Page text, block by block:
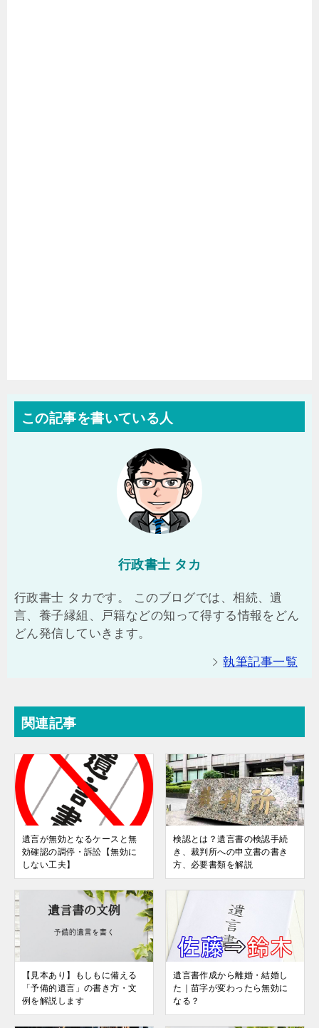
この記事を書いている人
行政書士 タカ
行政書士 タカです。 このブログでは、相続、遺
言、養子縁組、戸籍などの知って得する情報をどん
どん発信していきます。
執筆記事一覧
関連記事
遺言が無効となるケースと無
効確認の調停・訴訟【無効に
しない工夫】
検認とは？遺言書の検認手続
き、裁判所への申立書の書き
方、必要書類を解説
【見本あり】もしもに備える
「予備的遺言」の書き方・文
例を解説します
遺言書作成から離婚・結婚し
た｜苗字が変わったら無効に
なる？